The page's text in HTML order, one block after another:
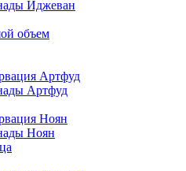
Иджеван
объем
Артфуд
Артфуд
Ноян
Ноян